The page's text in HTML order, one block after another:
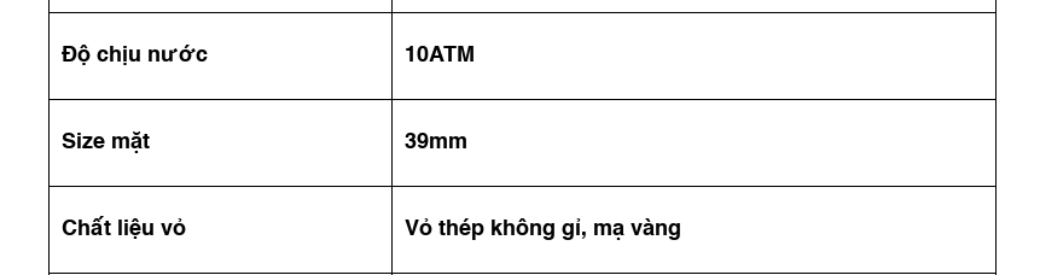
Độ chịu nước 10ATM
Size mặt 39mm
Chất liệu vỏ Vỏ thép không gỉ, mạ vàng